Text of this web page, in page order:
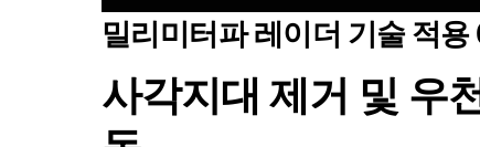
밀리미터파 레이더 기술 적
사각지대 제거 및 우